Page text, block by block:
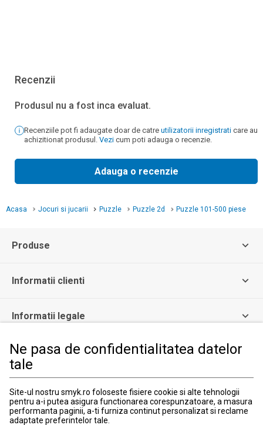
Ne pasa de confidentialitatea datelor
tale
Site-ul nostru smyk.ro foloseste fisiere cookie si alte tehnologii
pentru a-i putea asigura functionarea corespunzatoare, a masura
performanta paginii, a-ti furniza continut personalizat si reclame
adaptate preferintelor tale.
Recenzii
Produsul nu a fost inca evaluat.
Recenziile pot fi adaugate doar de catre utilizatorii inregistrati care au
achizitionat produsul. Vezi cum poti adauga o recenzie.
Adauga o recenzie
Acasa Jocuri si jucarii Puzzle Puzzle 2d Puzzle 101-500 piese
Produse
Informatii clienti
Informatii legale
Serviciul Relatii Clienti
Formular de contact
031 40 50 900
Program:
Luni-vineri: 10:00-18:00